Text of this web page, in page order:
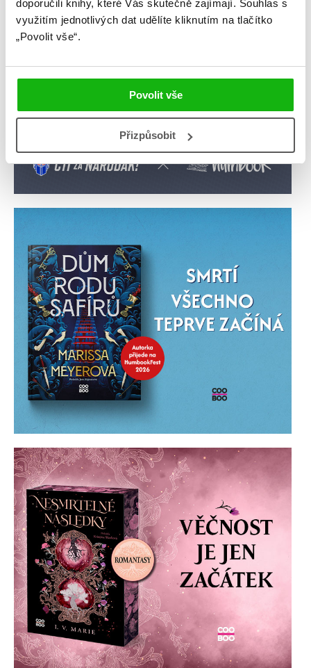
doporučili knihy, které Vás skutečně zajímají. Souhlas s
využitím jednotlivých dat udělíte kliknutím na tlačítko
„Povolit vše“.
Povolit vše
Přizpůsobit